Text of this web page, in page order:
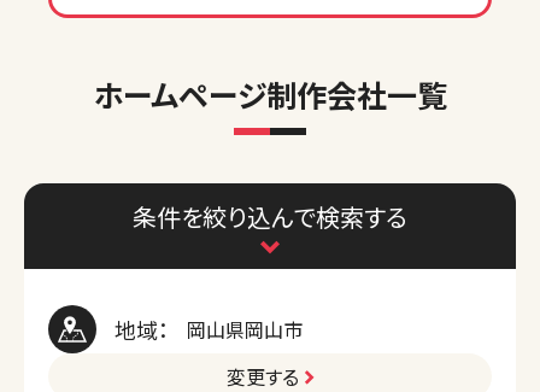
ホームページ制作会社一覧
条件を絞り込んで検索する
地域：
岡山県岡山市
変更する